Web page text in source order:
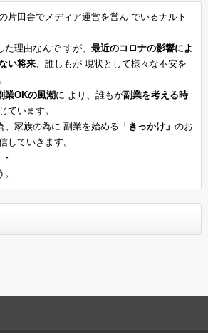
片田舎でメディア運営を営ん でいるナルト
た理由なんですが、 最近のコロナの影響によ
い将来、誰しもが現状として様々な不安を
業OKの風潮に より、誰もが副業を考える時
ています。
、家族の為に 副業を始める 「きっかけ」 のお
していきます。